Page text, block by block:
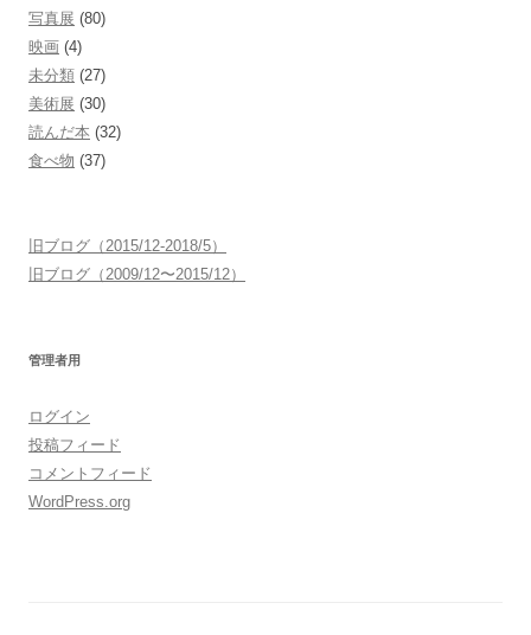
写真展 (80)
映画 (4)
未分類 (27)
美術展 (30)
読んだ本 (32)
食べ物 (37)
旧ブログ（2015/12-2018/5）
旧ブログ（2009/12〜2015/12）
管理者用
ログイン
投稿フィード
コメントフィード
WordPress.org